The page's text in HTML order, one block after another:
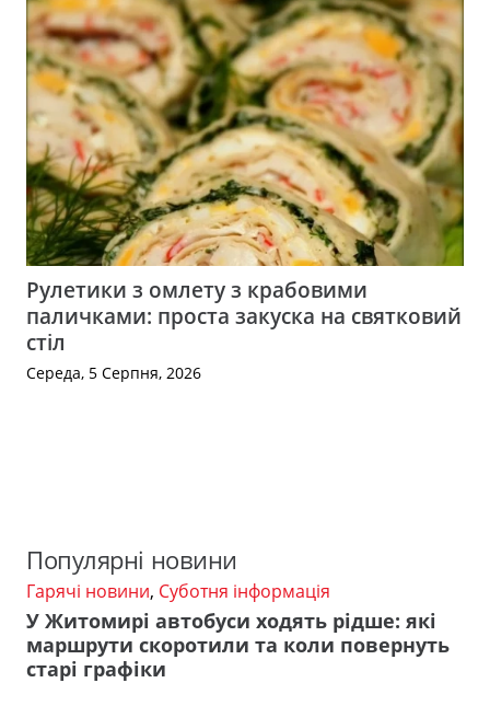
Рулетики з омлету з крабовими
паличками: проста закуска на святковий
стіл
Середа, 5 Серпня, 2026
Популярні новини
Гарячі новини, Суботня інформація
У Житомирі автобуси ходять рідше: які
маршрути скоротили та коли повернуть
старі графіки